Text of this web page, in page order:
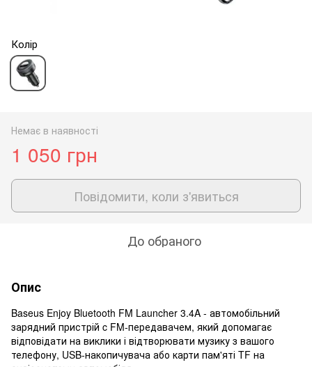
Колір
Немає в наявності
1 050 грн
Повідомити, коли з'явиться
До обраного
Опис
Baseus Enjoy Bluetooth FM Launcher 3.4A - автомобільний
зарядний пристрій c FM-передавачем, який допомагає
відповідати на виклики і відтворювати музику з вашого
телефону, USB-накопичувача або карти пам'яті TF на